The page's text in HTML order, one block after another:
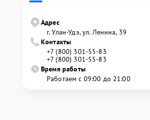
Адрес
г. Улан-Удэ, ул. Ленина, 39
Контакты
+7 (800) 301-55-83
+7 (800) 301-55-83
Время работы
Работаем с 09:00 до 21:00